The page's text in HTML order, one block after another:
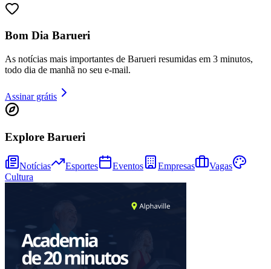
Bahia
Bom Dia Barueri
As notícias mais importantes de Barueri resumidas em 3 minutos,
todo dia de manhã no seu e-mail.
Assinar grátis
Explore Barueri
Notícias Esportes Eventos Empresas
Vagas
Cultura